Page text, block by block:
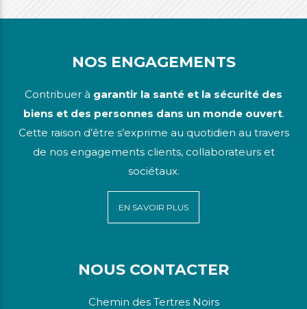
NOS ENGAGEMENTS
Contribuer à garantir la santé et la sécurité des
biens et des personnes dans un monde ouvert.
Cette raison d’être s’exprime au quotidien au travers
de nos engagements clients, collaborateurs et
sociétaux.
EN SAVOIR PLUS
NOUS CONTACTER
Chemin des Tertres Noirs